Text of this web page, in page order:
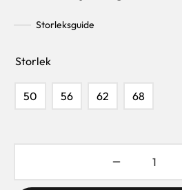
Storleksguide
Storlek
50 56 62 68